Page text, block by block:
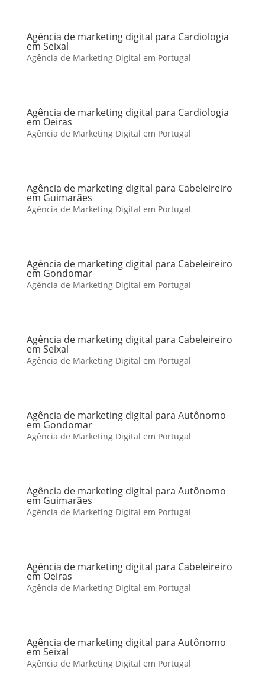
Agência de marketing digital para Cardiologia
em Seixal
Agência de Marketing Digital em Portugal
Agência de marketing digital para Cardiologia
em Oeiras
Agência de Marketing Digital em Portugal
Agência de marketing digital para Cabeleireiro
em Guimarães
Agência de Marketing Digital em Portugal
Agência de marketing digital para Cabeleireiro
em Gondomar
Agência de Marketing Digital em Portugal
Agência de marketing digital para Cabeleireiro
em Seixal
Agência de Marketing Digital em Portugal
Agência de marketing digital para Autônomo
em Gondomar
Agência de Marketing Digital em Portugal
Agência de marketing digital para Autônomo
em Guimarães
Agência de Marketing Digital em Portugal
Agência de marketing digital para Cabeleireiro
em Oeiras
Agência de Marketing Digital em Portugal
Agência de marketing digital para Autônomo
em Seixal
Agência de Marketing Digital em Portugal